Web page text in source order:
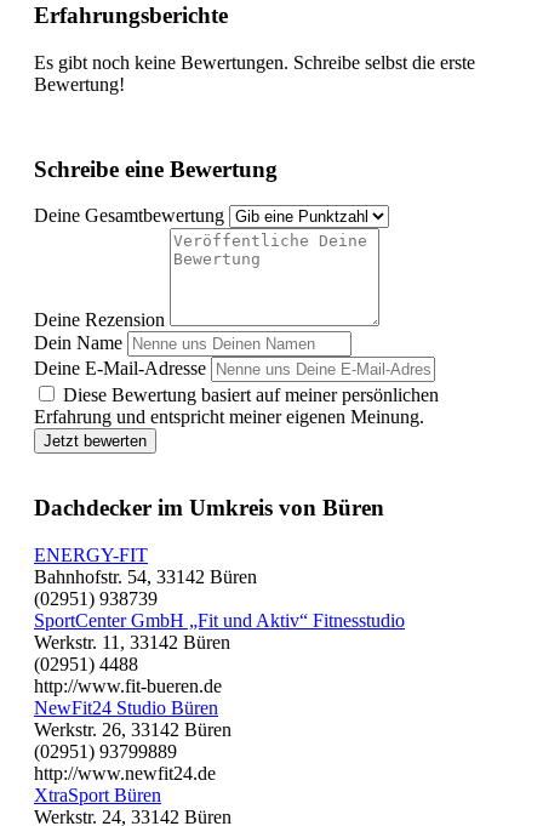
Erfahrungsberichte
Es gibt noch keine Bewertungen. Schreibe selbst die erste
Bewertung!
Schreibe eine Bewertung
Deine Gesamtbewertung
Deine Rezension
Dein Name
Deine E-Mail-Adresse
Diese Bewertung basiert auf meiner persönlichen
Erfahrung und entspricht meiner eigenen Meinung.
Jetzt bewerten
Dachdecker im Umkreis von Büren
ENERGY-FIT
Bahnhofstr. 54, 33142 Büren
(02951) 938739
SportCenter GmbH „Fit und Aktiv“ Fitnesstudio
Werkstr. 11, 33142 Büren
(02951) 4488
http://www.fit-bueren.de
NewFit24 Studio Büren
Werkstr. 26, 33142 Büren
(02951) 93799889
http://www.newfit24.de
XtraSport Büren
Werkstr. 24, 33142 Büren